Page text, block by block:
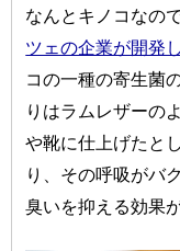
なんとキノコなの
ツェの企業が開発
コの一種の寄生菌
りはラムレザーの
や靴に仕上げたと
り、その呼吸がバ
臭いを抑える効果